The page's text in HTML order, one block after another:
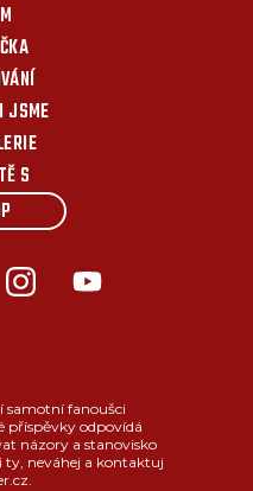
JSME
S
samotní fanoušci
příspěvky odpovídá
názory a stanovisko
ty, neváhej a kontaktuj